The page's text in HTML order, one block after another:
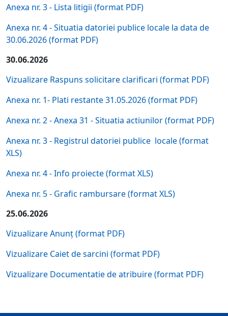
Anexa nr. 3 - Lista litigii (format PDF)
Anexa nr. 4 - Situatia datoriei publice locale la data de
30.06.2026 (format PDF)
30.06.2026
Vizualizare Raspuns solicitare clarificari (format PDF)
Anexa nr. 1- Plati restante 31.05.2026 (format PDF)
Anexa nr. 2 - Anexa 31 - Situatia actiunilor (format PDF)
Anexa nr. 3 - Registrul datoriei publice locale (format
XLS)
Anexa nr. 4 - Info proiecte (format XLS)
Anexa nr. 5 - Grafic rambursare (format XLS)
25.06.2026
Vizualizare Anunț (format PDF)
Vizualizare Caiet de sarcini (format PDF)
Vizualizare Documentatie de atribuire (format PDF)